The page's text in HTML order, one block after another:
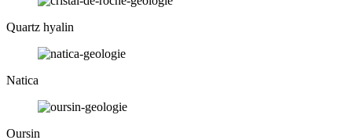
Quartz hyalin
Natica
Oursin